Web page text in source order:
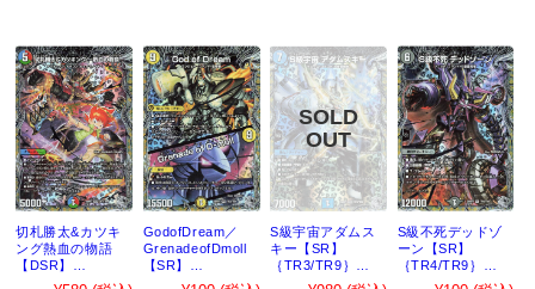
切札勝太&カツキ
ング熱血の物語
【DSR】
｛TR1/TR9｝
GodofDream／
GrenadeofDmoll
【SR】
｛TR2/TR9｝
S級宇宙アダムス
キー【SR】
｛TR3/TR9｝
［26RP2］
S級不死デッドゾ
ーン【SR】
｛TR4/TR9｝
［26RP2］